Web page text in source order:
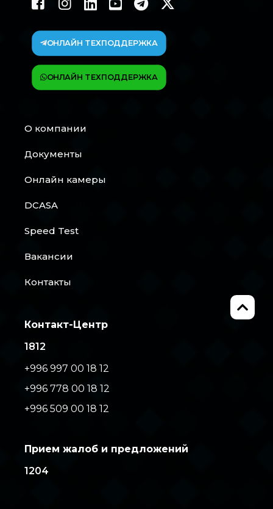
ОНЛАЙН ТЕХПОДДЕРЖКА
ОНЛАЙН ТЕХПОДДЕРЖКА
О компании
Документы
Онлайн камеры
DCASA
Speed Test
Вакансии
Контакты
Контакт-Центр
1812
+996 997 00 18 12
+996 778 00 18 12
+996 509 00 18 12
Прием жалоб и предложений
1204